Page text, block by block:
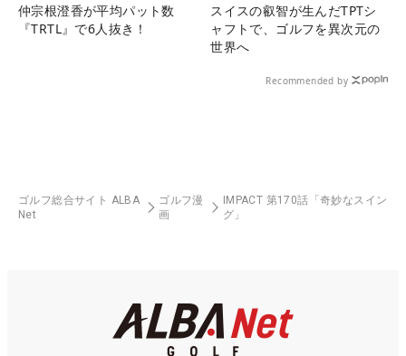
仲宗根澄香が平均パット数
『TRTL』で6人抜き！
スイスの叡智が生んだTPTシ
ャフトで、ゴルフを異次元の
世界へ
Recommended by
ゴルフ総合サイト ALBA
Net
ゴルフ漫
画
IMPACT 第170話「奇妙なスイン
グ」